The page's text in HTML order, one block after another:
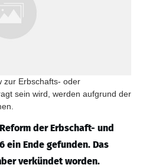
zur Erbschafts- oder
sein wird, werden aufgrund der
der Erbschaft- und
ein Ende gefunden. Das
verkündet worden.